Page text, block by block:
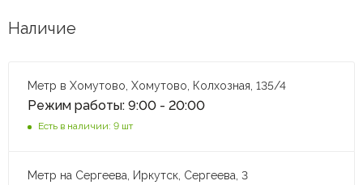
Наличие
Метр в Хомутово, Хомутово, Колхозная, 135/4
Режим работы: 9:00 - 20:00
Есть в наличии: 9 шт
Метр на Сергеева, Иркутск, Сергеева, 3